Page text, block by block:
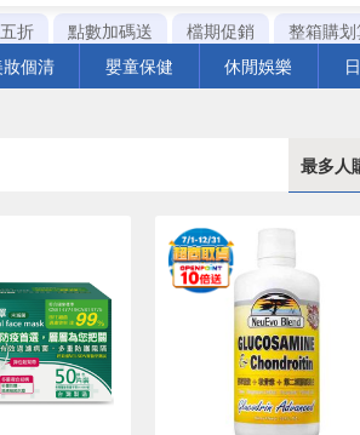
折 點數加碼送 檔期促銷 整箱購
妝個清 嬰童保健 休閒娛樂
最多人